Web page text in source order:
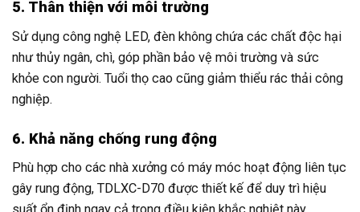
5. Thân thiện với môi trường
Sử dụng công nghệ LED, đèn không chứa các chất độc hại
như thủy ngân, chì, góp phần bảo vệ môi trường và sức
khỏe con người. Tuổi thọ cao cũng giảm thiểu rác thải công
nghiệp.
6. Khả năng chống rung động
Phù hợp cho các nhà xưởng có máy móc hoạt động liên tục
gây rung động, TDLXC-D70 được thiết kế để duy trì hiệu